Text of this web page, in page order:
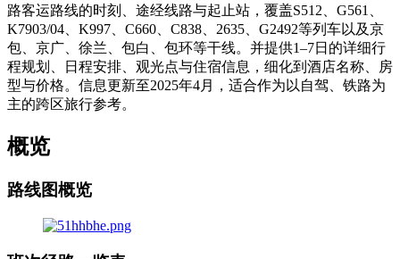
路客运路线的时刻、途经线路与起止站，覆盖S512、G561、
K7903/04、K997、C660、C838、2635、G2492等列车以及京
包、京广、徐兰、包白、包环等干线。并提供1–7日的详细行
程规划、日程安排、观光点与住宿信息，细化到酒店名称、房
型与价格。信息更新至2025年4月，适合作为以自驾、铁路为
主的跨区旅行参考。
概览
路线图概览